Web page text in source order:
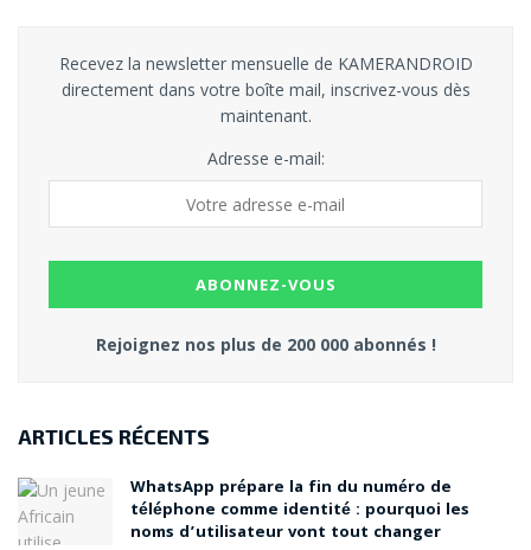
Recevez la newsletter mensuelle de KAMERANDROID
directement dans votre boîte mail, inscrivez-vous dès
maintenant.
Adresse e-mail:
Rejoignez nos plus de 200 000 abonnés !
ARTICLES RÉCENTS
WhatsApp prépare la fin du numéro de
téléphone comme identité : pourquoi les
noms d’utilisateur vont tout changer